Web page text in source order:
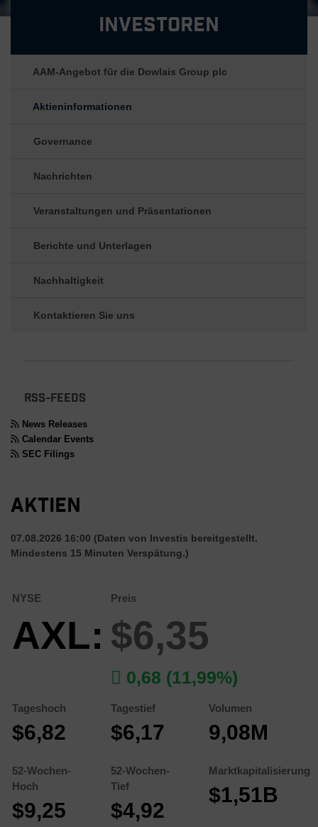
Investoren
AAM-Angebot für die Dowlais Group plc
Aktieninformationen
Governance
Nachrichten
Veranstaltungen und Präsentationen
Berichte und Unterlagen
Nachhaltigkeit
Kontaktieren Sie uns
RSS-FEEDS
News Releases
Calendar Events
SEC Filings
Aktien
07.08.2026 16:00 (Daten von Investis bereitgestellt.
Mindestens 15 Minuten Verspätung.)
NYSE
AXL:
Preis
$6,35
0,68 (11,99%)
Tageshoch
$6,82
52-Wochen-
Hoch
$9,25
Tagestief
$6,17
52-Wochen-
Tief
$4,92
Volumen
9,08M
Marktkapitalisierung
$1,51B